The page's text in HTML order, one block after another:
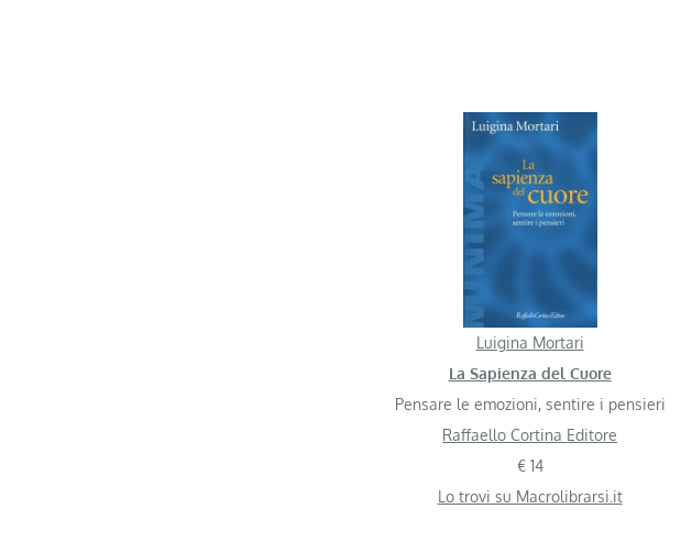
Luigina Mortari
La Sapienza del Cuore
Pensare le emozioni, sentire i pensieri
Raffaello Cortina Editore
€ 14
Lo trovi su Macrolibrarsi.it